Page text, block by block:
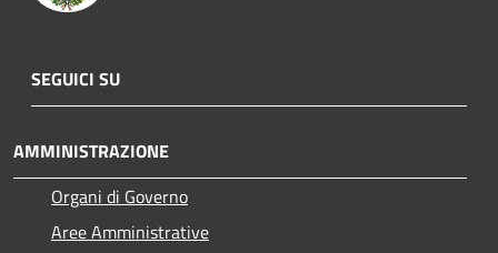
SEGUICI SU
AMMINISTRAZIONE
Organi di Governo
Aree Amministrative